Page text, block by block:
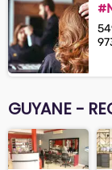
GUYANE -